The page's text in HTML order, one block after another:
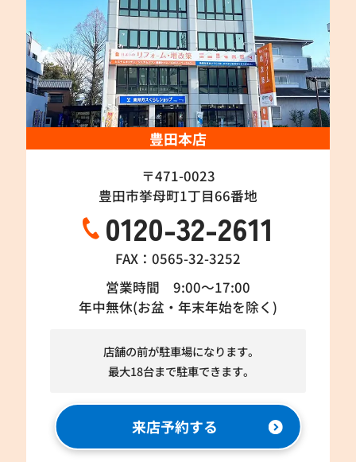
豊田本店
〒471-0023
豊田市挙母町1丁目66番地
0120-32-2611
FAX：0565-32-3252
営業時間 9:00～17:00
年中無休(お盆・年末年始を除く)
店舗の前が駐車場になります。
最大18台まで駐車できます。
来店予約する